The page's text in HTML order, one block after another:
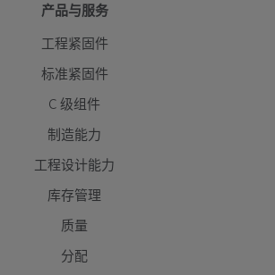
产品与服务
工程紧固件
标准紧固件
C 级组件
制造能力
工程设计能力
库存管理
质量
分配